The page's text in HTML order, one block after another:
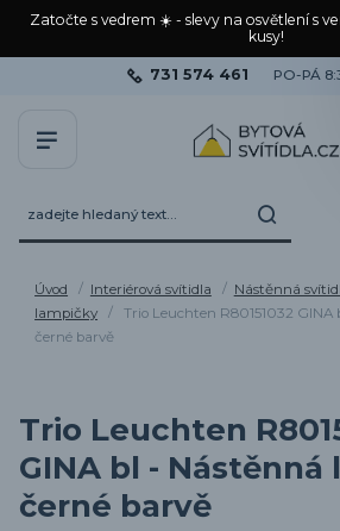
Zatočte s vedrem ☀️ - slevy na osvětlení s
kusy!
731 574 461 PO-PÁ
Úvod Interiérová svítidla Nástěnná
lampičky
Trio Leuchten R80151032
černé barvě
Trio Leuchten
GINA bl - Nástěnná
černé barvě